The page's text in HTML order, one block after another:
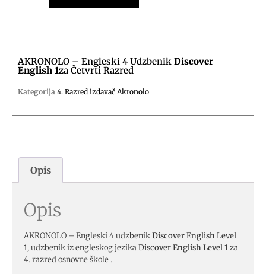
AKRONOLO – Engleski 4 Udzbenik Discover
English 1Za Četvrti Razred
Kategorija 4. Razred izdavač Akronolo
Opis
Opis
AKRONOLO – Engleski 4 udzbenikDiscover English Level
1, udzbenik iz engleskog jezikaDiscover English Level 1za
4. razred osnovne škole .